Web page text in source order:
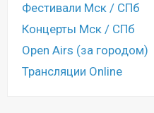
Фестивали Мск / СПб
Концерты Мск / СПб
Open Airs (за городом)
Трансляции Online